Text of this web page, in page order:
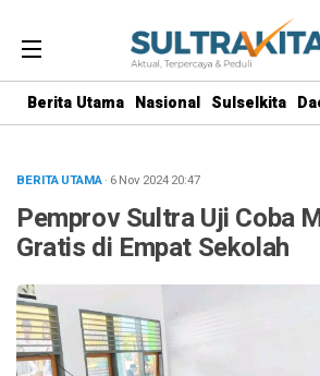
Berita Utama Nasional Sulselkita
BERITA UTAMA· 6 Nov 202420:47
Pemprov Sultra Uji Coba
Gratis di Empat Sekolah